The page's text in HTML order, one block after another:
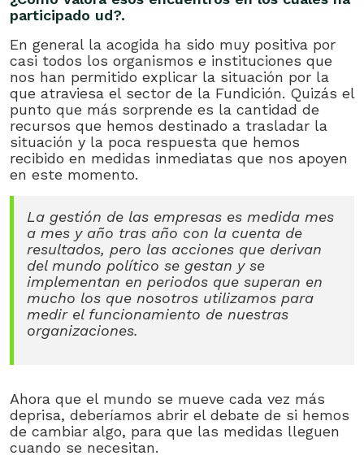
participado ud?.
En general la acogida ha sido muy positiva por
casi todos los organismos e instituciones que
nos han permitido explicar la situación por la
que atraviesa el sector de la Fundición. Quizás el
punto que más sorprende es la cantidad de
recursos que hemos destinado a trasladar la
situación y la poca respuesta que hemos
recibido en medidas inmediatas que nos apoyen
en este momento.
La gestión de las empresas es medida mes
a mes y año tras año con la cuenta de
resultados, pero las acciones que derivan
del mundo político se gestan y se
implementan en periodos que superan en
mucho los que nosotros utilizamos para
medir el funcionamiento de nuestras
organizaciones.
Ahora que el mundo se mueve cada vez más
deprisa, deberíamos abrir el debate de si hemos
de cambiar algo, para que las medidas lleguen
cuando se necesitan.